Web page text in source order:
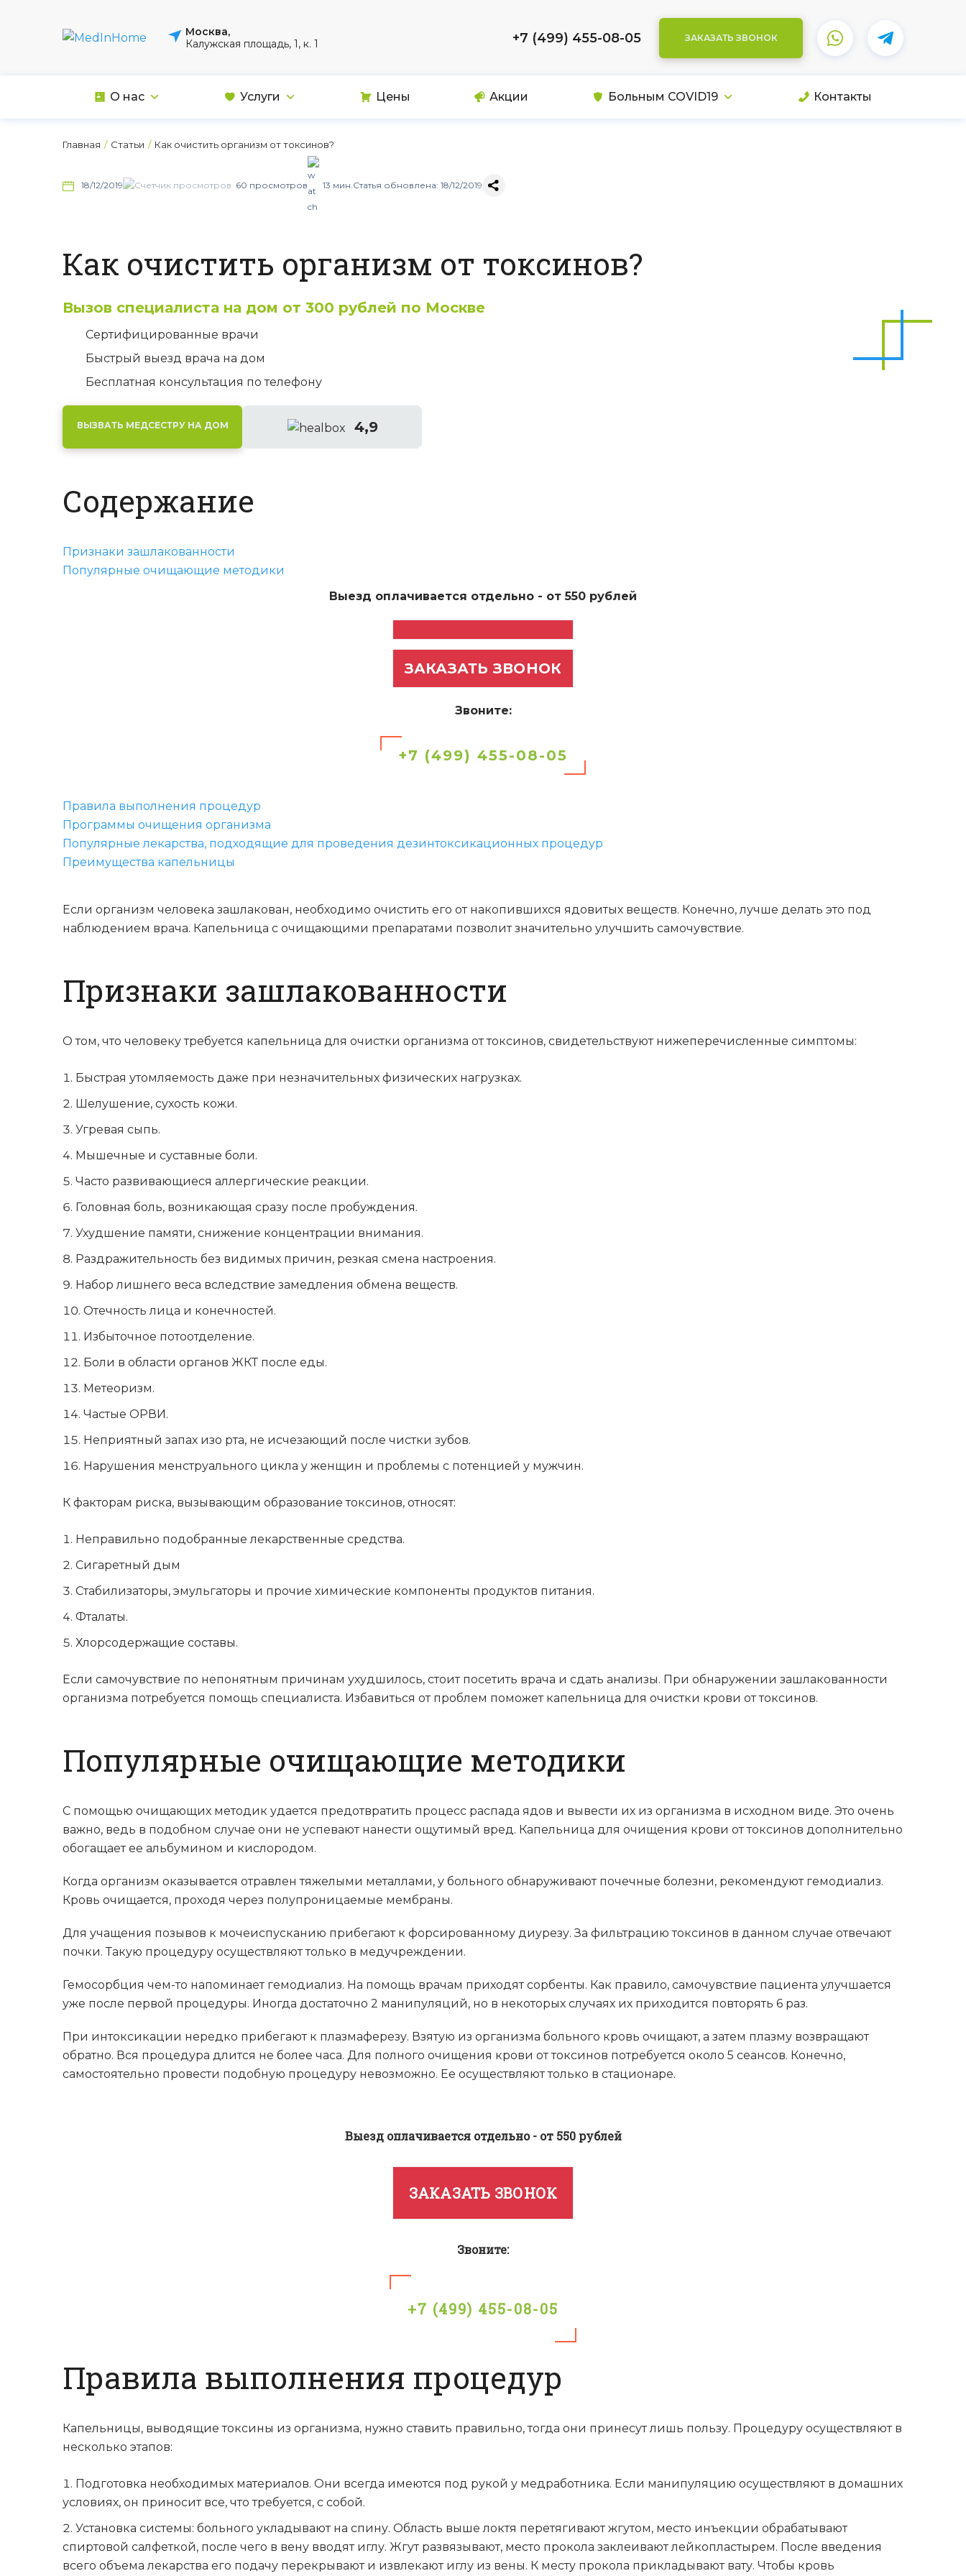
Москва,
Калужская площадь, 1, к. 1
+7 (499) 455-08-05 ЗАКАЗАТЬ ЗВОНОК
О нас Услуги Цены Акции Больным COVID19 Контакты
Главная / Статьи / Как очистить организм от токсинов?
18/12/2019 60 просмотров 13 мин.Статья обновлена: 18/12/2019
Как очистить организм от токсинов?
Вызов специалиста на дом от 300 рублей по Москве
Сертифицированные врачи
Быстрый выезд врача на дом
Бесплатная консультация по телефону
ВЫЗВАТЬ МЕДСЕСТРУ НА ДОМ 4,9
Содержание
Признаки зашлакованности
Популярные очищающие методики
Выезд оплачивается отдельно - от 550 рублей
ЗАКАЗАТЬ ЗВОНОК
Звоните:
+7 (499) 455-08-05
Правила выполнения процедур
Программы очищения организма
Популярные лекарства, подходящие для проведения дезинтоксикационных процедур
Преимущества капельницы
Если организм человека зашлакован, необходимо очистить его от накопившихся ядовитых веществ. Конечно, лучше делать это под
наблюдением врача. Капельница с очищающими препаратами позволит значительно улучшить самочувствие.
Признаки зашлакованности
О том, что человеку требуется капельница для очистки организма от токсинов, свидетельствуют нижеперечисленные симптомы:
Быстрая утомляемость даже при незначительных физических нагрузках.
Шелушение, сухость кожи.
Угревая сыпь.
Мышечные и суставные боли.
Часто развивающиеся аллергические реакции.
Головная боль, возникающая сразу после пробуждения.
Ухудшение памяти, снижение концентрации внимания.
Раздражительность без видимых причин, резкая смена настроения.
Набор лишнего веса вследствие замедления обмена веществ.
Отечность лица и конечностей.
Избыточное потоотделение.
Боли в области органов ЖКТ после еды.
Метеоризм.
Частые ОРВИ.
Неприятный запах изо рта, не исчезающий после чистки зубов.
Нарушения менструального цикла у женщин и проблемы с потенцией у мужчин.
К факторам риска, вызывающим образование токсинов, относят:
Неправильно подобранные лекарственные средства.
Сигаретный дым
Стабилизаторы, эмульгаторы и прочие химические компоненты продуктов питания.
Фталаты.
Хлорсодержащие составы.
Если самочувствие по непонятным причинам ухудшилось, стоит посетить врача и сдать анализы. При обнаружении зашлакованности
организма потребуется помощь специалиста. Избавиться от проблем поможет капельница для очистки крови от токсинов.
Популярные очищающие методики
С помощью очищающих методик удается предотвратить процесс распада ядов и вывести их из организма в исходном виде. Это очень
важно, ведь в подобном случае они не успевают нанести ощутимый вред. Капельница для очищения крови от токсинов дополнительно
обогащает ее альбумином и кислородом.
Когда организм оказывается отравлен тяжелыми металлами, у больного обнаруживают почечные болезни, рекомендуют гемодиализ.
Кровь очищается, проходя через полупроницаемые мембраны.
Для учащения позывов к мочеиспусканию прибегают к форсированному диурезу. За фильтрацию токсинов в данном случае отвечают
почки. Такую процедуру осуществляют только в медучреждении.
Гемосорбция чем-то напоминает гемодиализ. На помощь врачам приходят сорбенты. Как правило, самочувствие пациента улучшается
уже после первой процедуры. Иногда достаточно 2 манипуляций, но в некоторых случаях их приходится повторять 6 раз.
При интоксикации нередко прибегают к плазмаферезу. Взятую из организма больного кровь очищают, а затем плазму возвращают
обратно. Вся процедура длится не более часа. Для полного очищения крови от токсинов потребуется около 5 сеансов. Конечно,
самостоятельно провести подобную процедуру невозможно. Ее осуществляют только в стационаре.
Выезд оплачивается отдельно - от 550 рублей
ЗАКАЗАТЬ ЗВОНОК
Звоните:
+7 (499) 455-08-05
Правила выполнения процедур
Капельницы, выводящие токсины из организма, нужно ставить правильно, тогда они принесут лишь пользу. Процедуру осуществляют в
несколько этапов:
Подготовка необходимых материалов. Они всегда имеются под рукой у медработника. Если манипуляцию осуществляют в домашних
условиях, он приносит все, что требуется, с собой.
Установка системы: больного укладывают на спину. Область выше локтя перетягивают жгутом, место инъекции обрабатывают
спиртовой салфеткой, после чего в вену вводят иглу. Жгут развязывают, место прокола заклеивают лейкопластырем. После введения
всего объема лекарства его подачу перекрывают и извлекают иглу из вены. К месту прокола прикладывают вату. Чтобы кровь